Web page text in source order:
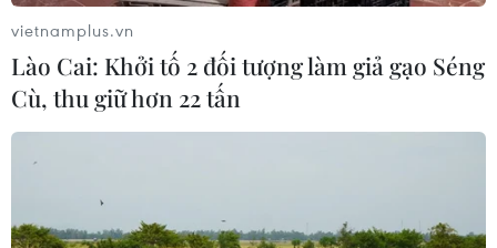
vietnamplus.vn
Lào Cai: Khởi tố 2 đối tượng làm giả gạo Séng
Cù, thu giữ hơn 22 tấn